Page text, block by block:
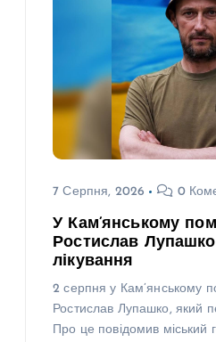
7 Серпня, 2026 0
У Кам’янському
Ростислав Лупашко
лікування
2 серпня у Кам’янському
Ростислав Лупашко, який
Про це повідомив міський